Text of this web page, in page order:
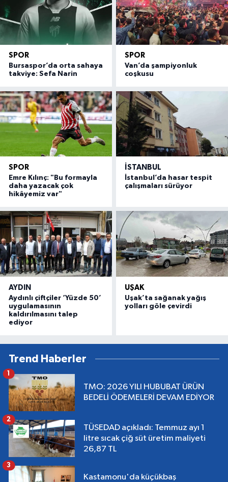
SPOR
Bursaspor’da orta sahaya
takviye: Sefa Narin
SPOR
Van’da şampiyonluk
coşkusu
SPOR
Emre Kılınç: "Bu formayla
daha yazacak çok
hikâyemiz var"
İSTANBUL
İstanbul’da hasar tespit
çalışmaları sürüyor
AYDIN
Aydınlı çiftçiler ‘Yüzde 50’
uygulamasının
kaldırılmasını talep
ediyor
UŞAK
Uşak’ta sağanak yağış
yolları göle çevirdi
Trend Haberler
TMO: 2026 YILI HUBUBAT ÜRÜN
BEDELİ ÖDEMELERİ DEVAM EDİYOR
1
TÜSEDAD açıkladı: Temmuz ayı 1
litre sıcak çiğ süt üretim maliyeti
26,87 TL
2
Kastamonu'da küçükbaş
3